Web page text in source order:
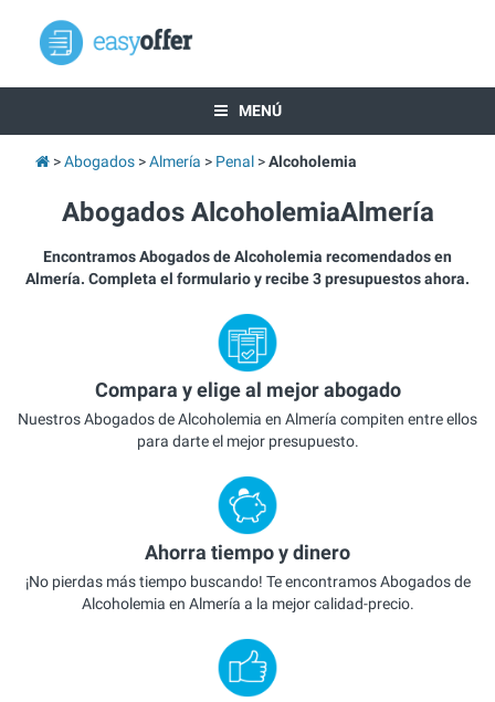
MENÚ
Abogados Almería Penal Alcoholemia
Abogados AlcoholemiaAlmería
Encontramos Abogados de Alcoholemia recomendados en
Almería. Completa el formulario y recibe 3 presupuestos ahora.
Compara y elige al mejor abogado
Nuestros Abogados de Alcoholemia en Almería compiten entre ellos
para darte el mejor presupuesto.
Ahorra tiempo y dinero
¡No pierdas más tiempo buscando! Te encontramos Abogados de
Alcoholemia en Almería a la mejor calidad-precio.